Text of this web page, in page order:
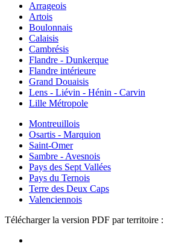
Arrageois
Artois
Boulonnais
Calaisis
Cambrésis
Flandre - Dunkerque
Flandre intérieure
Grand Douaisis
Lens - Liévin - Hénin - Carvin
Lille Métropole
Montreuillois
Osartis - Marquion
Saint-Omer
Sambre - Avesnois
Pays des Sept Vallées
Pays du Ternois
Terre des Deux Caps
Valenciennois
Télécharger la version PDF par territoire :